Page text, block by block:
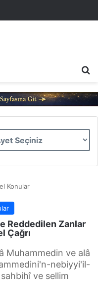
Konular
Reddedilen Zanlar
Çağrı
Muhammedin ve alâ
nebiyyi'il-
ve sellim